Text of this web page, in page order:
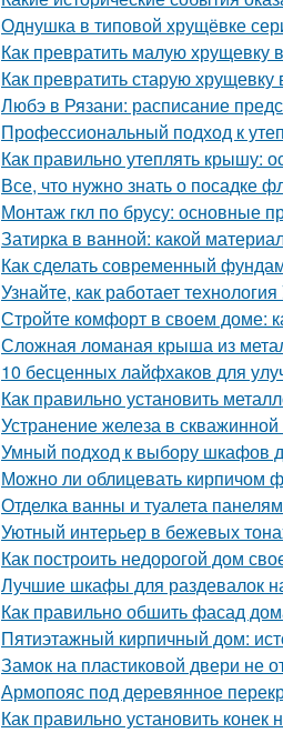
Однушка в типовой хрущёвке
Как превратить малую хрущевку
Как превратить старую
Любэ в Рязани: расписание
Профессиональный подход к
Как правильно утеплять крышу:
Все, что нужно знать о посадке
Монтаж гкл по брусу: основные
Затирка в ванной: какой
Как сделать современный
Узнайте, как работает
Стройте комфорт в своем доме:
Сложная ломаная крыша из
10 бесценных лайфхаков для
Как правильно установить
Устранение железа в
Умный подход к выбору шкафов
Можно ли облицевать кирпичом
Отделка ванны и туалета
Уютный интерьер в бежевых
Как построить недорогой дом
Лучшие шкафы для раздевалок
Как правильно обшить фасад
Пятиэтажный кирпичный дом:
Замок на пластиковой двери не
Армопояс под деревянное
Как правильно установить